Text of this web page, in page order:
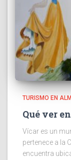
TURISMO EN
Qué ver
Vícar es un
pertenece a la
encuentra